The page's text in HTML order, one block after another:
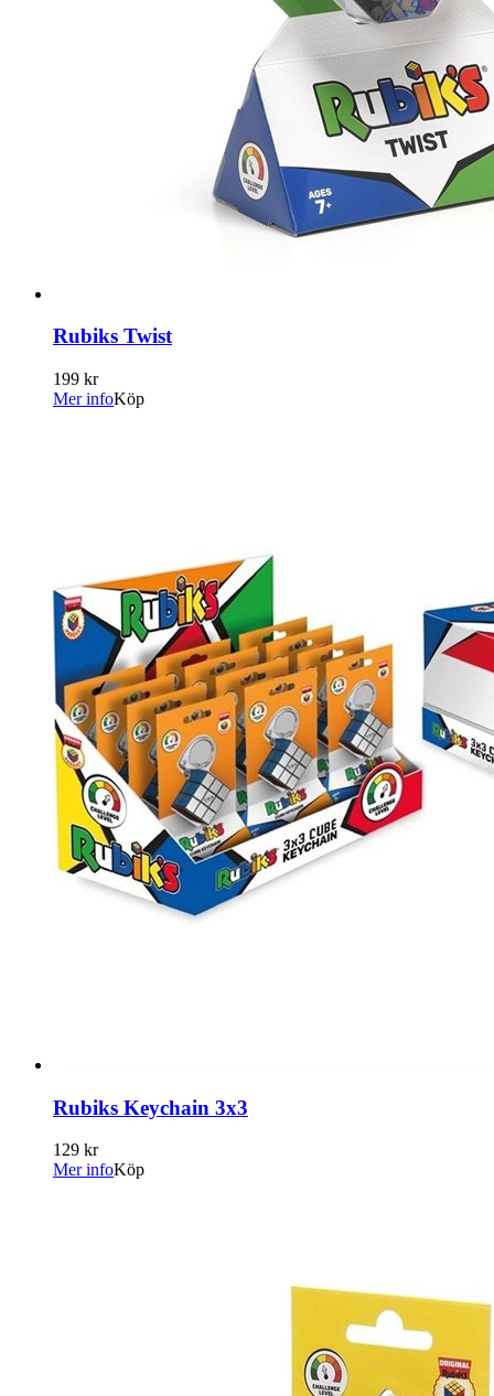
Rubiks Twist
199 kr
Mer infoKöp
Rubiks Keychain 3x3
129 kr
Mer infoKöp